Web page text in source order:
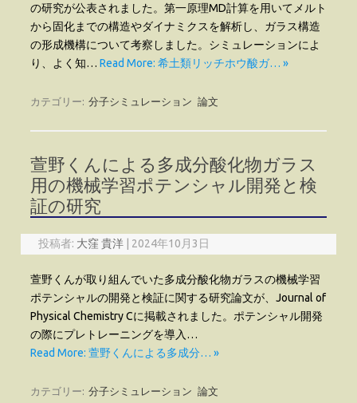
の研究が公表されました。第一原理MD計算を用いてメルト
から固化までの構造やダイナミクスを解析し、ガラス構造
の形成機構について考察しました。シミュレーションによ
り、よく知… Read More: 希土類リッチホウ酸ガ… »
カテゴリー: 分子シミュレーション 論文
萱野くんによる多成分酸化物ガラス
用の機械学習ポテンシャル開発と検
証の研究
投稿者: 大窪 貴洋 2024年10月3日
萱野くんが取り組んでいた多成分酸化物ガラスの機械学習
ポテンシャルの開発と検証に関する研究論文が、Journal of
Physical Chemistry Cに掲載されました。ポテンシャル開発
の際にプレトレーニングを導入…
Read More: 萱野くんによる多成分… »
カテゴリー: 分子シミュレーション 論文